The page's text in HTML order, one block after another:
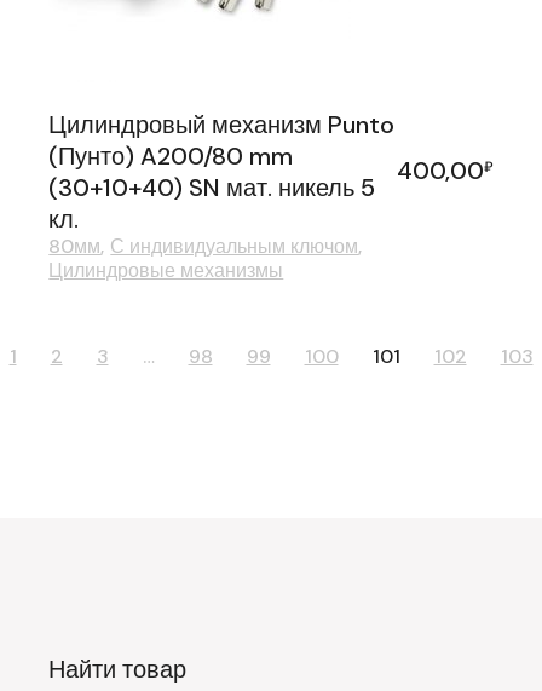
Цилиндровый механизм Punto
(Пунто) A200/80 mm
(30+10+40) SN мат. никель 5
кл.
400,00₽
80мм С индивидуальным ключом
Цилиндровые механизмы
1 2 3 … 98 99 100 101 102 103
Найти товар